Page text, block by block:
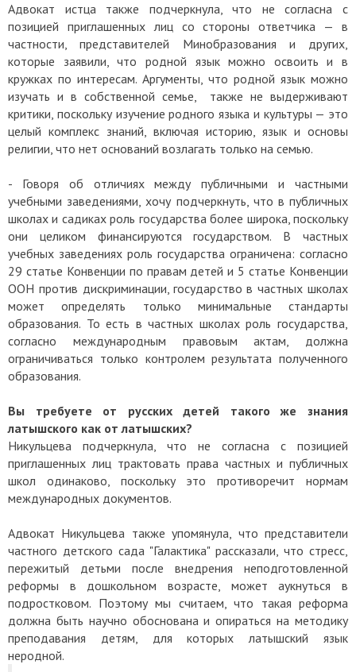
Адвокат истца также подчеркнула, что не согласна с
позицией приглашенных лиц со стороны ответчика — в
частности, представителей Минобразования и других,
которые заявили, что родной язык можно освоить и в
кружках по интересам. Аргументы, что родной язык можно
изучать и в собственной семье, также не выдерживают
критики, поскольку изучение родного языка и культуры — это
целый комплекс знаний, включая историю, язык и основы
религии, что нет оснований возлагать только на семью.
- Говоря об отличиях между публичными и частными
учебными заведениями, хочу подчеркнуть, что в публичных
школах и садиках роль государства более широка, поскольку
они целиком финансируются государством. В частных
учебных заведениях роль государства ограничена: согласно
29 статье Конвенции по правам детей и 5 статье Конвенции
ООН против дискриминации, государство в частных школах
может определять только минимальные стандарты
образования. То есть в частных школах роль государства,
согласно международным правовым актам, должна
ограничиваться только контролем результата полученного
образования.
Вы требуете от русских детей такого же знания
латышского как от латышских?
Никульцева подчеркнула, что не согласна с позицией
приглашенных лиц трактовать права частных и публичных
школ одинаково, поскольку это противоречит нормам
международных документов.
Адвокат Никульцева также упомянула, что представители
частного детского сада "Галактика" рассказали, что стресс,
пережитый детьми после внедрения неподготовленной
реформы в дошкольном возрасте, может аукнуться в
подростковом. Поэтому мы считаем, что такая реформа
должна быть научно обоснована и опираться на методику
преподавания детям, для которых латышский язык
неродной.